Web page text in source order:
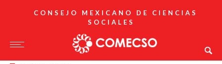
CONSEJO MEXICANO DE CIENCIAS
SOCIALES